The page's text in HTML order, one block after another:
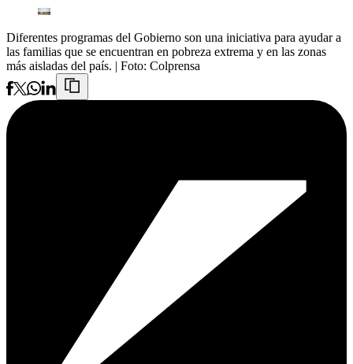
Diferentes programas del Gobierno son una iniciativa para ayudar a
las familias que se encuentran en pobreza extrema y en las zonas
más aisladas del país. | Foto: Colprensa